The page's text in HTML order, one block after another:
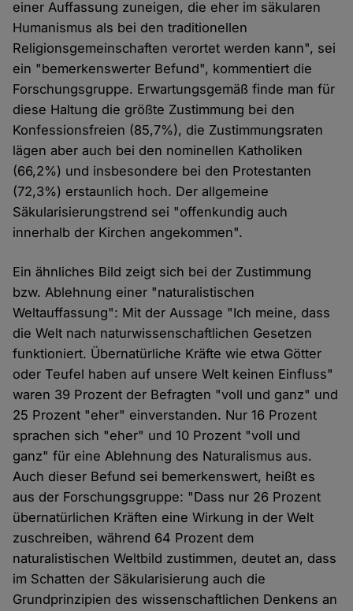
einer Auffassung zuneigen, die eher im säkularen
Humanismus als bei den traditionellen
Religionsgemeinschaften verortet werden kann", sei
ein "bemerkenswerter Befund", kommentiert die
Forschungsgruppe. Erwartungsgemäß finde man für
diese Haltung die größte Zustimmung bei den
Konfessionsfreien (85,7%), die Zustimmungsraten
lägen aber auch bei den nominellen Katholiken
(66,2%) und insbesondere bei den Protestanten
(72,3%) erstaunlich hoch. Der allgemeine
Säkularisierungstrend sei "offenkundig auch
innerhalb der Kirchen angekommen".
Ein ähnliches Bild zeigt sich bei der Zustimmung
bzw. Ablehnung einer "naturalistischen
Weltauffassung": Mit der Aussage "Ich meine, dass
die Welt nach naturwissenschaftlichen Gesetzen
funktioniert. Übernatürliche Kräfte wie etwa Götter
oder Teufel haben auf unsere Welt keinen Einfluss"
waren 39 Prozent der Befragten "voll und ganz" und
25 Prozent "eher" einverstanden. Nur 16 Prozent
sprachen sich "eher" und 10 Prozent "voll und
ganz" für eine Ablehnung des Naturalismus aus.
Auch dieser Befund sei bemerkenswert, heißt es
aus der Forschungsgruppe: "Dass nur 26 Prozent
übernatürlichen Kräften eine Wirkung in der Welt
zuschreiben, während 64 Prozent dem
naturalistischen Weltbild zustimmen, deutet an, dass
im Schatten der Säkularisierung auch die
Grundprinzipien des wissenschaftlichen Denkens an